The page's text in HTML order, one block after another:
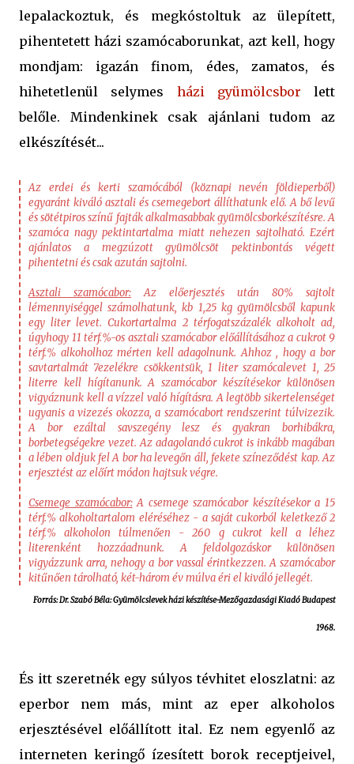
lepalackoztuk, és megkóstoltuk az ülepített,
pihentetett házi szamócaborunkat, azt kell, hogy
mondjam: igazán finom, édes, zamatos, és
hihetetlenül selymes házi gyümölcsbor lett
belőle. Mindenkinek csak ajánlani tudom az
elkészítését...
Az erdei és kerti szamócából (köznapi nevén földieperből)
egyaránt kiváló asztali és csemegebort állíthatunk elő. A bő levű
és sötétpiros színű fajták alkalmasabbak gyümölcsborkészítésre. A
szamóca nagy pektintartalma miatt nehezen sajtolható. Ezért
ajánlatos a megzúzott gyümölcsöt pektinbontás végett
pihentetni és csak azután sajtolni.
Asztali szamócabor: Az előerjesztés után 80% sajtolt
lémennyiséggel számolhatunk, kb 1,25 kg gyümölcsből kapunk
egy liter levet. Cukortartalma 2 térfogatszázalék alkoholt ad,
úgyhogy 11 térf.%-os asztali szamócabor előállításához a cukrot 9
térf.% alkoholhoz mérten kell adagolnunk. Ahhoz , hogy a bor
savtartalmát 7ezelékre csökkentsük, 1 liter szamócalevet 1, 25
literre kell hígítanunk. A szamócabor készítésekor különösen
vigyáznunk kell a vízzel való hígításra. A legtöbb sikertelenséget
ugyanis a vizezés okozza, a szamócabort rendszerint túlvizezik.
A bor ezáltal savszegény lesz és gyakran borhibákra,
borbetegségekre vezet. Az adagolandó cukrot is inkább magában
a lében oldjuk fel A bor ha levegőn áll, fekete színeződést kap. Az
erjesztést az előírt módon hajtsuk végre.
Csemege szamócabor:A csemege szamócabor készítésekor a 15
térf.% alkoholtartalom eléréséhez - a saját cukorból keletkező 2
térf.% alkoholon túlmenően - 260 g cukrot kell a léhez
literenként hozzáadnunk. A feldolgozáskor különösen
vigyázzunk arra, nehogy a bor vassal érintkezzen. A szamócabor
kitűnően tárolható, két-három év múlva éri el kiváló jellegét.
Forrás: Dr. Szabó Béla: Gyümölcslevek házi készítése-Mezőgazdasági Kiadó Budapest
1968.
És itt szeretnék egy súlyos tévhitet eloszlatni: az
eperbor nem más, mint az eper alkoholos
erjesztésével előállított ital. Ez nem egyenlő az
interneten keringő ízesített borok receptjeivel,